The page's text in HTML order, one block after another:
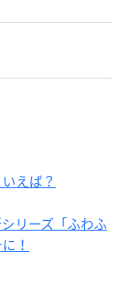
えば？
リーズ「ふわふ
！